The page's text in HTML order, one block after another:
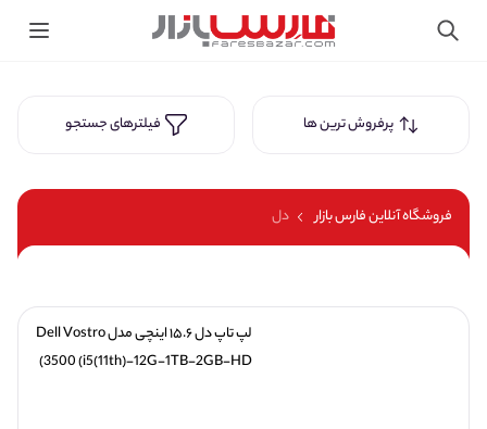
پرفروش ترین ها فیلترهای جستجو
فروشگاه آنلاین فارس بازار دل
3500 (i5(11th)-12G-1TB-2GB-HD)